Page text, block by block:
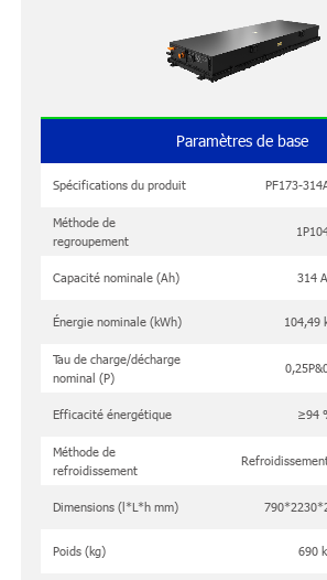
Paramètres de base
Spécifications du produit PF173-
Méthode de
regroupement
Capacité nominale (Ah) 314
Énergie nominale (kWh) 104,49
Tau de charge/décharge
nominal (P)
Efficacité énergétique ≥94
Méthode de
refroidissement
Dimensions (l*L*h mm)
Poids (kg) 690